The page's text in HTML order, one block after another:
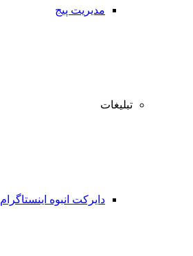
مدیریت پیج
تبلیغات
دایرکت انبوه اینستاگرام